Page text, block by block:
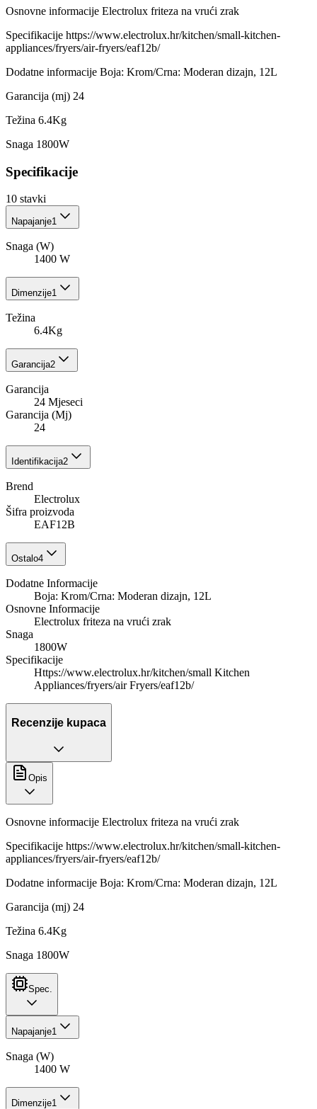
Osnovne informacije Electrolux friteza na vrući zrak
Specifikacije https://www.electrolux.hr/kitchen/small-kitchen-
appliances/fryers/air-fryers/eaf12b/
Dodatne informacije Boja: Krom/Crna: Moderan dizajn, 12L
Garancija (mj) 24
Težina 6.4Kg
Snaga 1800W
Specifikacije
10 stavki
Napajanje1
Snaga (W)
1400 W
Dimenzije1
Težina
6.4Kg
Garancija2
Garancija
24 Mjeseci
Garancija (Mj)
24
Identifikacija2
Brend
Electrolux
Šifra proizvoda
EAF12B
Ostalo4
Dodatne Informacije
Boja: Krom/Crna: Moderan dizajn, 12L
Osnovne Informacije
Electrolux friteza na vrući zrak
Snaga
1800W
Specifikacije
Https://www.electrolux.hr/kitchen/small Kitchen
Appliances/fryers/air Fryers/eaf12b/
Recenzije kupaca
Opis
Osnovne informacije Electrolux friteza na vrući zrak
Specifikacije https://www.electrolux.hr/kitchen/small-kitchen-
appliances/fryers/air-fryers/eaf12b/
Dodatne informacije Boja: Krom/Crna: Moderan dizajn, 12L
Garancija (mj) 24
Težina 6.4Kg
Snaga 1800W
Spec.
Napajanje1
Snaga (W)
1400 W
Dimenzije1